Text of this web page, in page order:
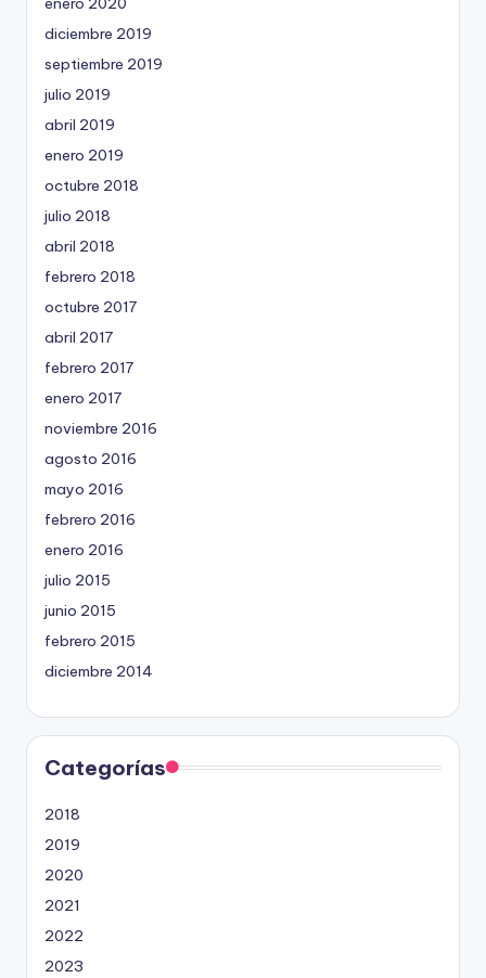
diciembre 2019
septiembre 2019
julio 2019
abril 2019
enero 2019
octubre 2018
julio 2018
abril 2018
febrero 2018
octubre 2017
abril 2017
febrero 2017
enero 2017
noviembre 2016
agosto 2016
mayo 2016
febrero 2016
enero 2016
julio 2015
junio 2015
febrero 2015
diciembre 2014
Categorías
2018
2019
2020
2021
2022
2023